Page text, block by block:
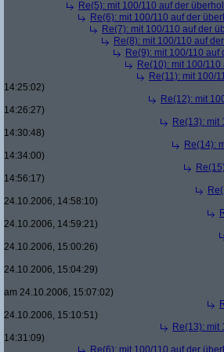
Re(5): mit 100/110 auf der
Re(6): mit 100/110 auf der
Re(7): mit 100/110 auf der
Re(8): mit 100/110 auf
Re(9): mit 100/110
Re(10): mit 100/
Re(11): mit 100/
14:25:02)
Re(12): mit
14:26:27)
Re(13): mit
14:30:48)
Re(14):
14:34:00)
14:56:17)
24.10.2006, 14:58:10)
24.10.2006, 14:59:21)
24.10.2006, 15:00:26)
24.10.2006, 15:04:29)
am 24.10.2006, 15:07:02)
24.10.2006, 15:10:51)
Re(13): mit
14:31:09)
Re(6): mit 100/110 auf der